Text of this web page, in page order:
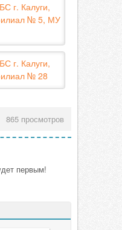
г. Калуги,
№ 5, МУ
г. Калуги,
№ 28
865 просмотров
первым!